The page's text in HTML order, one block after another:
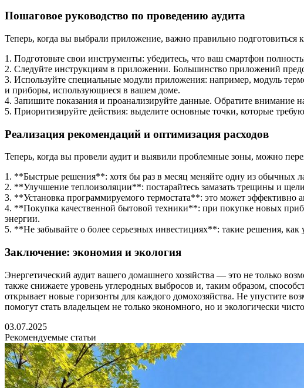
Пошаговое руководство по проведению аудита
Теперь, когда вы выбрали приложение, важно правильно подготовиться
1. Подготовьте свои инструменты: убедитесь, что ваш смартфон
2. Следуйте инструкциям в приложении. Большинство приложений
3. Используйте специальные модули приложения: например, модуль
и приборы, использующиеся в вашем доме.
4. Запишите показания и проанализируйте данные. Обратите внимание
5. Приоритизируйте действия: выделите основные точки, которые
Реализация рекомендаций и оптимизация расходов
Теперь, когда вы провели аудит и выявили проблемные зоны, можно
1. **Быстрые решения**: хотя бы раз в месяц меняйте одну из обычных
2. **Улучшение теплоизоляции**: постарайтесь замазать трещины и
3. **Установка программируемого термостата**: это может эффективно
4. **Покупка качественной бытовой техники**: при покупке новых
энергии.
5. **Не забывайте о более серьезных инвестициях**: такие решения, как
Заключение: экономия и экология
Энергетический аудит вашего домашнего хозяйства — это не только
также снижаете уровень углеродных выбросов и, таким образом,
открывает новые горизонты для каждого домохозяйства. Не упустите
помогут стать владельцем не только экономного, но и экологически
03.07.2025
Рекомендуемые статьи